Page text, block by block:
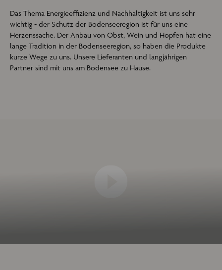
Das Thema Energieeffizienz und Nachhaltigkeit ist uns sehr
wichtig - der Schutz der Bodenseeregion ist für uns eine
Herzenssache. Der Anbau von Obst, Wein und Hopfen hat eine
lange Tradition in der Bodenseeregion, so haben die Produkte
kurze Wege zu uns. Unsere Lieferanten und langjährigen
Partner sind mit uns am Bodensee zu Hause.